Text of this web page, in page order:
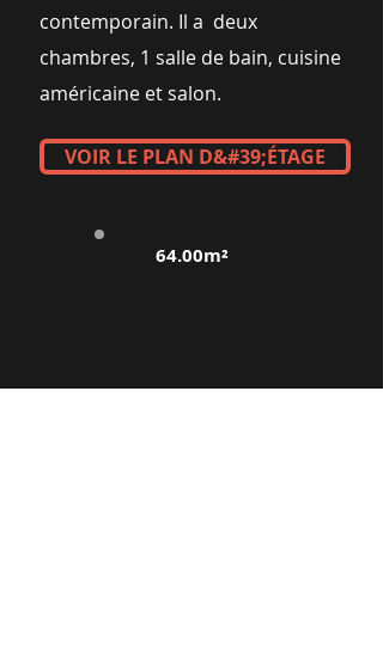
contemporain. Il a deux
chambres, 1 salle de bain, cuisine
américaine et salon.
VOIR LE PLAN D&#39;ÉTAGE
64.00m²